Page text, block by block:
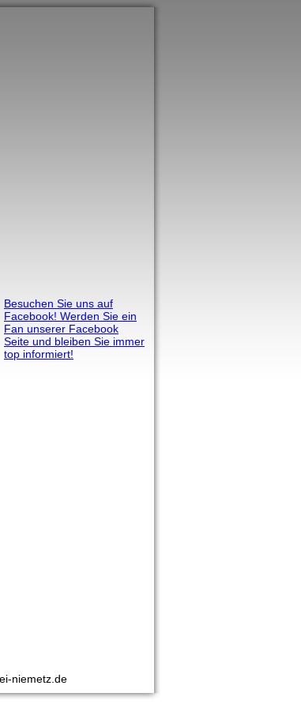
Besuchen Sie uns auf
Facebook! Werden Sie ein
Fan unserer Facebook
Seite und bleiben Sie immer
top informiert!
niemetz.de